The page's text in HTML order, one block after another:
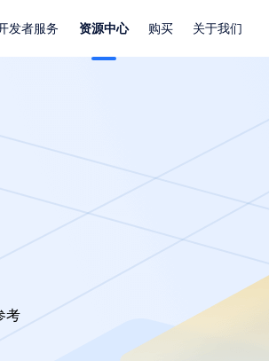
发者服务 资源中心 购买 关于我们
考